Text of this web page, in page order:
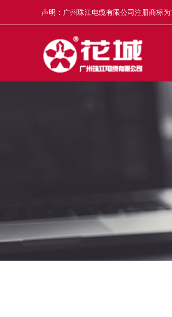
声明：广州珠江电缆有限公司注册商标
冒，举报奖5-50万元，举报电话